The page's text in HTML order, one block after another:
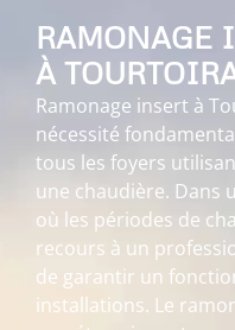
RAMONAGE
À
Ramonage insert à
nécessité
tous les foyers
une chaudière. Dans
où les périodes de
recours à un
de garantir un
installations. Le